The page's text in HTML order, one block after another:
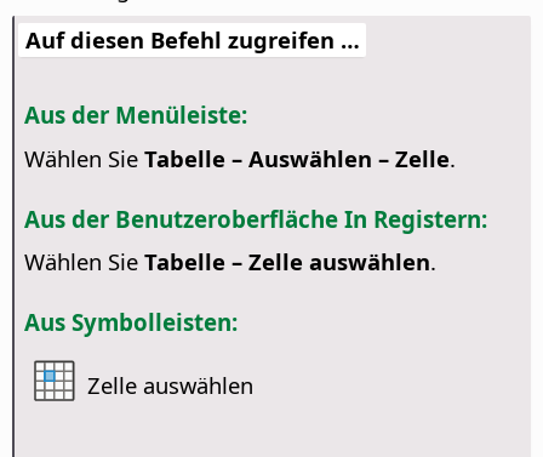
Auf diesen Befehl zugreifen …
Aus der Menüleiste:
Wählen Sie Tabelle – Auswählen – Zelle.
Aus der Benutzeroberfläche In Registern:
Wählen Sie Tabelle – Zelle auswählen.
Aus Symbolleisten:
Zelle auswählen